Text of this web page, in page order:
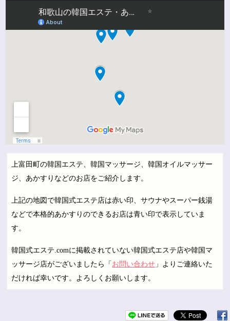
上富田町の韓国エステ、韓国マッサージ、韓国オイルマッサー
ジ、あかすりなどのお店をご紹介します。
上記の地図で韓国式エステ店は赤い印、サウナやスーパー銭湯
などで本格的あかすりのできるお店は青い印で表示していま
す。
韓国式エステ.comに掲載されていない韓国式エステ店や韓国マ
ッサージ店がございましたら「お問い合わせ 」よりご連絡いた
だければ幸いです。よろしくお願いします。